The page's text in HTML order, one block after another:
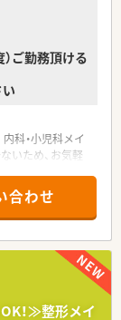
ご勤務頂ける
科・小児科メイ
いため、お気軽
♪プライベートと
くりを心がけてい
合わせ
！≫整形メイ